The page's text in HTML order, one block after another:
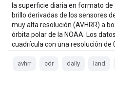
la superficie diaria en formato
brillo derivadas de los sensores
muy alta resolución (AVHRR) a
órbita polar de la NOAA. Los
cuadrícula con una resolución de
avhrr cdr daily land